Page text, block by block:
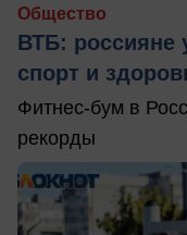
Общество
ВТБ: россияне
спорт и
Фитнес-бум в
рекорды